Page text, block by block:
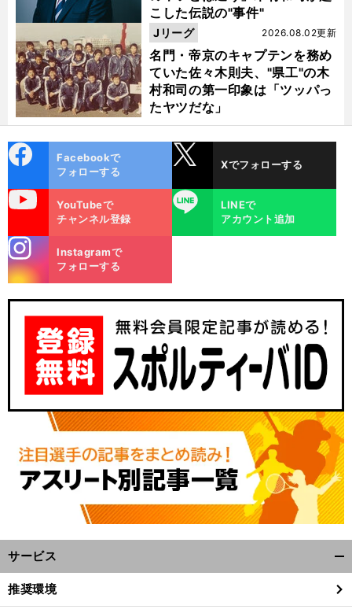
前
へ
こした伝説の"事件"
名門・帝京のキャプテンを務め
ていた佐々木則夫、"県工"の木
村和司の第一印象は「ツッパっ
たヤツだな」
2026.08.02更新
Jリーグ
ok
Facebookで
フォローする
Xでフォローする
YouTubeで
チャンネル登録
LINE
LINEで
アカウント追加
m
Instagramで
フォローする
サービス
閉
推奨環境